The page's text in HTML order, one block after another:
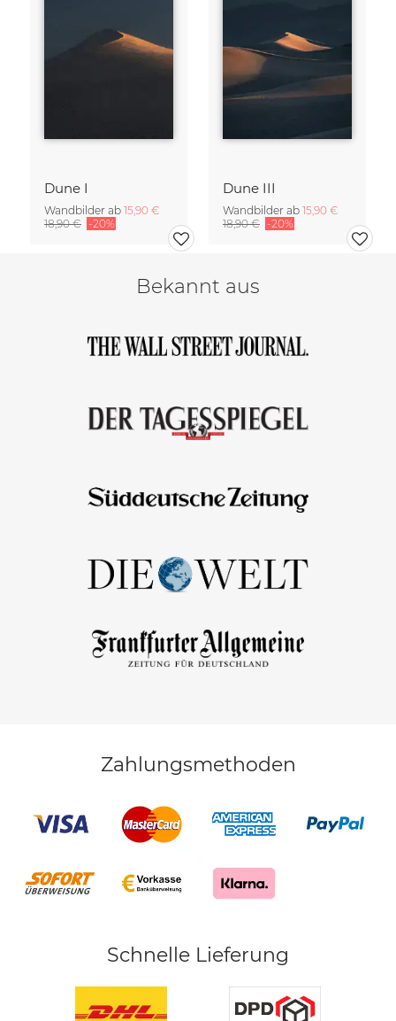
Dune I
Wandbilder ab 15,90 €
18,90 € -20%
Dune III
Wandbilder ab 15,90 €
18,90 € -20%
Bekannt aus
Zahlungsmethoden
Schnelle Lieferung